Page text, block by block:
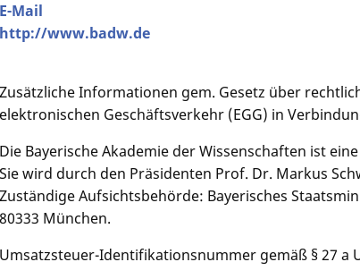
E-Mail
http://www.badw.de
Zusätzliche Informationen gem. Gesetz über
elektronischen Geschäftsverkehr (EGG) in
Die Bayerische Akademie der Wissenschaften ist
Sie wird durch den Präsidenten Prof. Dr. Markus
Zuständige Aufsichtsbehörde: Bayerisches
80333 München.
Umsatzsteuer-Identifikationsnummer gemäß § 27 a